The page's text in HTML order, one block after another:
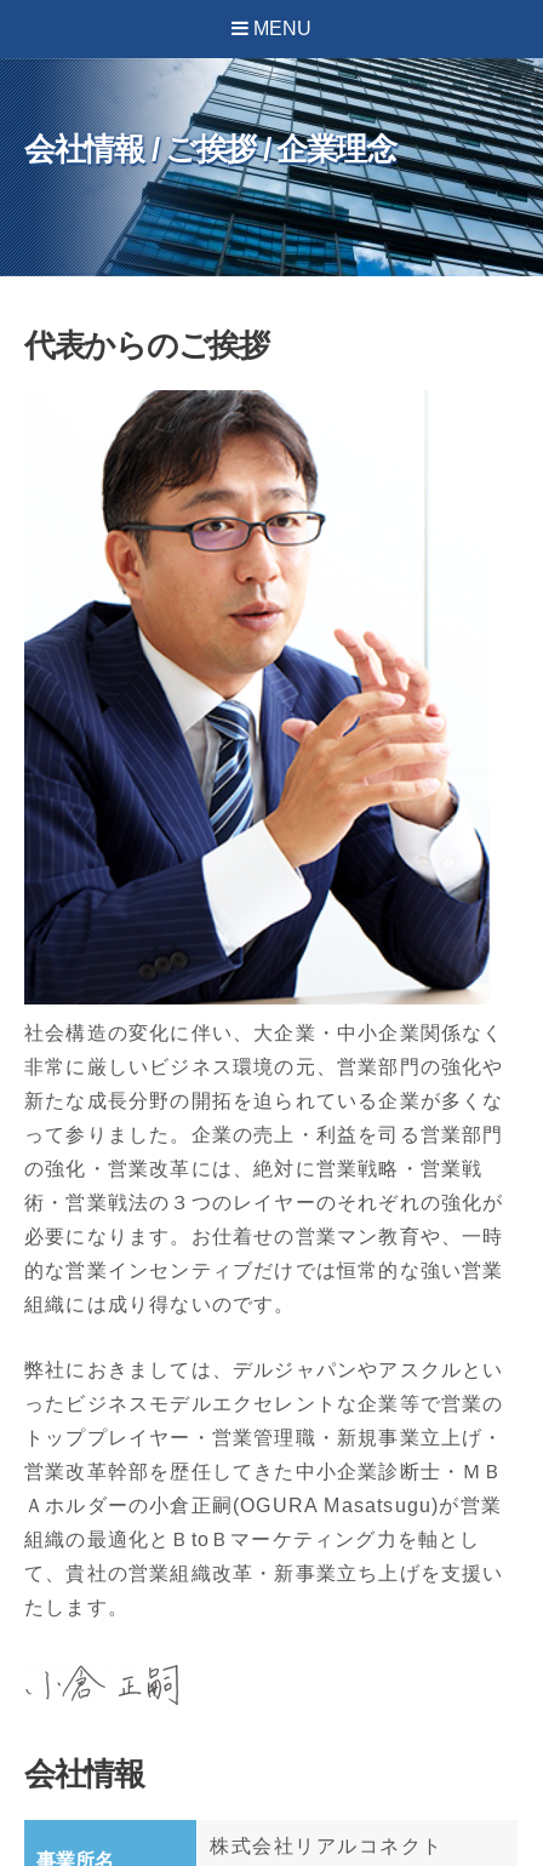
MENU
会社情報 / ご挨拶 / 企業理念
代表からのご挨拶
社会構造の変化に伴い、大企業・中小企業関係なく
非常に厳しいビジネス環境の元、営業部門の強化や
新たな成長分野の開拓を迫られている企業が多くな
って参りました。企業の売上・利益を司る営業部門
の強化・営業改革には、絶対に営業戦略・営業戦
術・営業戦法の３つのレイヤーのそれぞれの強化が
必要になります。お仕着せの営業マン教育や、一時
的な営業インセンティブだけでは恒常的な強い営業
組織には成り得ないのです。
弊社におきましては、デルジャパンやアスクルとい
ったビジネスモデルエクセレントな企業等で営業の
トッププレイヤー・営業管理職・新規事業立上げ・
営業改革幹部を歴任してきた中小企業診断士・ＭＢ
Ａホルダーの小倉正嗣(OGURA Masatsugu)が営業
組織の最適化とＢtoＢマーケティング力を軸とし
て、貴社の営業組織改革・新事業立ち上げを支援い
たします。
会社情報
事業所名
株式会社リアルコネクト